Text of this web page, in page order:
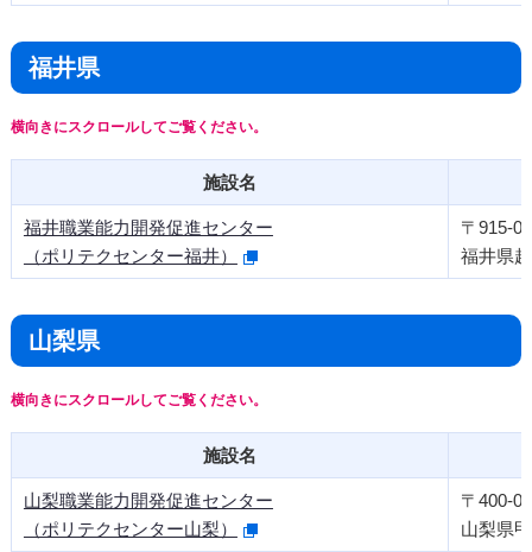
福井県
施設名
福井職業能力開発促進センター
（ポリテクセンター福井）
〒915-
福井県
山梨県
施設名
山梨職業能力開発促進センター
（ポリテクセンター山梨）
〒400-
山梨県